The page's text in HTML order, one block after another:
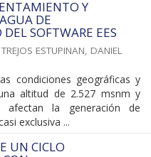
Y
DE
SOFTWARE EES
TREJOS ESTUPINAN, DANIEL
condiciones geográficas y
altitud de 2.527 msnm y
afectan la generación de
exclusiva ...
UN CICLO